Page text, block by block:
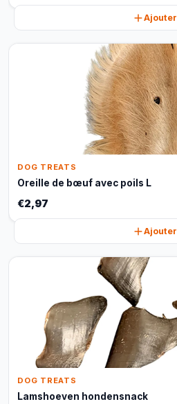
Ajouter
DOG TREATS
Oreille de bœuf avec poils L
€2,97
Ajouter
DOG TREATS
Lamshoeven hondensnack